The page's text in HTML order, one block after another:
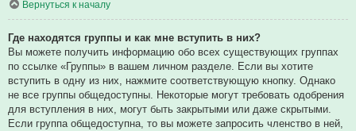
Вернуться к началу
Где находятся группы и как мне вступить в них?
Вы можете получить информацию обо всех существующих группах
по ссылке «Группы» в вашем личном разделе. Если вы хотите
вступить в одну из них, нажмите соответствующую кнопку. Однако
не все группы общедоступны. Некоторые могут требовать одобрения
для вступления в них, могут быть закрытыми или даже скрытыми.
Если группа общедоступна, то вы можете запросить членство в ней,